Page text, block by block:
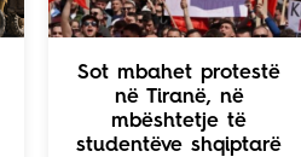
Sot mbahet protestë
në Tiranë, në
mbështetje të
studentëve shqiptarë